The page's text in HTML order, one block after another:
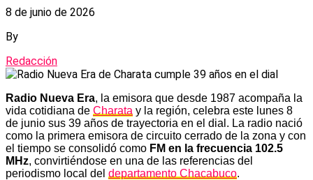
8 de junio de 2026
By
Redacción
Radio Nueva Era, la emisora que desde 1987 acompaña la
vida cotidiana de Charata y la región, celebra este lunes 8
de junio sus 39 años de trayectoria en el dial. La radio nació
como la primera emisora de circuito cerrado de la zona y con
el tiempo se consolidó como FM en la frecuencia 102.5
MHz, convirtiéndose en una de las referencias del
periodismo local del departamento Chacabuco.